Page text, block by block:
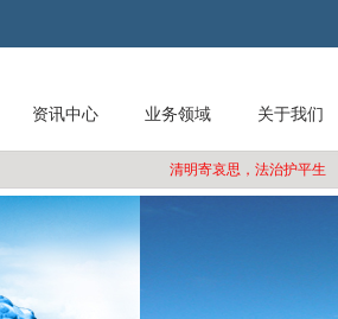
资讯中心 业务领域 关于我们
清明寄哀思，法治护平生